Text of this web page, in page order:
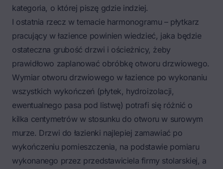
kategoria, o której piszę gdzie indziej.
I ostatnia rzecz w temacie harmonogramu – płytkarz
pracujący w łazience powinien wiedzieć, jaka będzie
ostateczna grubość drzwi i ościeżnicy, żeby
prawidłowo zaplanować obróbkę otworu drzwiowego.
Wymiar otworu drzwiowego w łazience po wykonaniu
wszystkich wykończeń (płytek, hydroizolacji,
ewentualnego pasa pod listwę) potrafi się różnić o
kilka centymetrów w stosunku do otworu w surowym
murze. Drzwi do łazienki najlepiej zamawiać po
wykończeniu pomieszczenia, na podstawie pomiaru
wykonanego przez przedstawiciela firmy stolarskiej, a